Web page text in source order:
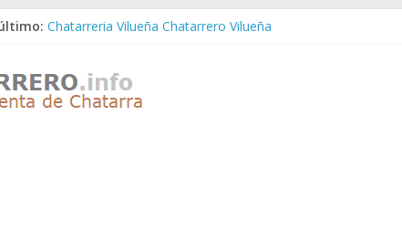
Chatarreria Vilueña Chatarrero Vilueña
Chatarreria Zaida Chatarrero Zaida
Chatarreria Vistabella Chatarrero Vistabella